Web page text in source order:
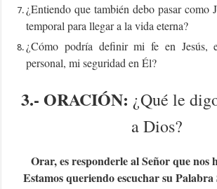
¿Entiendo que también debo pasar como
temporal para llegar a la vida eterna?
¿Cómo podría definir mi fe en Jesús,
personal, mi seguridad en Él?
3.- ORACIÓN: ¿Qué le
a Dios?
Orar, es responderle al Señor que nos
Estamos queriendo escuchar su